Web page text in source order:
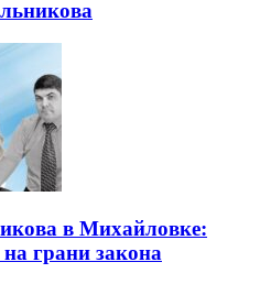
в Михайловке:
грани закона